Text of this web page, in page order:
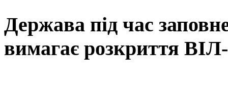
Держава під час
вимагає розкриття ВІЛ-